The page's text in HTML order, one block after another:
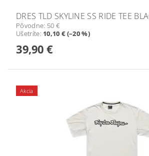
DRES TLD SKYLINE SS RIDE TEE
Pôvodne: 50 €
Ušetríte: 10,10 € (–20 %)
39,90 €
Akcia